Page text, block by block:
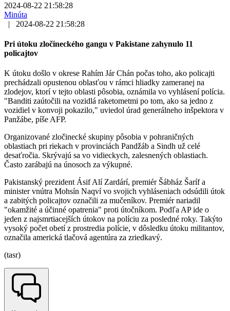
2024-08-22 21:58:28
Minúta
|
2024-08-22 21:58:28
Pri útoku zločineckého gangu v Pakistane zahynulo 11
policajtov
K útoku došlo v okrese Rahím Jár Chán počas toho, ako policajti
prechádzali opustenou oblasťou v rámci hliadky zameranej na
zlodejov, ktorí v tejto oblasti pôsobia, oznámila vo vyhlásení polícia.
"Banditi zaútočili na vozidlá raketometmi po tom, ako sa jedno z
vozidiel v konvoji pokazilo," uviedol úrad generálneho inšpektora v
Panžábe, píše AFP.
Organizované zločinecké skupiny pôsobia v pohraničných
oblastiach pri riekach v provinciách Pandžáb a Sindh už celé
desaťročia. Skrývajú sa vo vidieckych, zalesnených oblastiach.
Často zarábajú na únosoch za výkupné.
Pakistanský prezident Ásif Alí Zardárí, premiér Šábház Šaríf a
minister vnútra Mohsín Naqví vo svojich vyhláseniach odsúdili útok
a zabitých policajtov označili za mučeníkov. Premiér nariadil
"okamžité a účinné opatrenia" proti útočníkom. Podľa AP ide o
jeden z najsmrtiacejších útokov na políciu za posledné roky. Takýto
vysoký počet obetí z prostredia polície, v dôsledku útoku militantov,
označila americká tlačová agentúra za zriedkavý.
(tasr)